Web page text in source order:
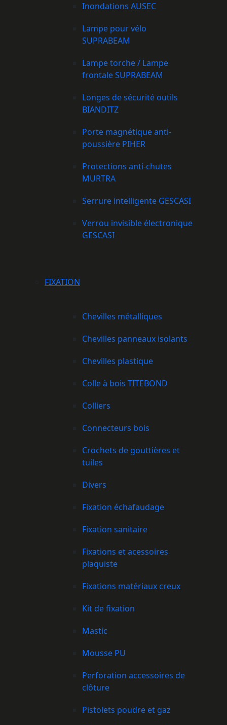
Inondations AUSEC
Lampe pour vélo
SUPRABEAM
Lampe torche / Lampe
frontale SUPRABEAM
Longes de sécurité outils
BIANDITZ
Porte magnétique anti-
poussière PIHER
Protections anti-chutes
MURTRA
Serrure intelligente GESCASI
Verrou invisible électronique
GESCASI
FIXATION
Chevilles métalliques
Chevilles panneaux isolants
Chevilles plastique
Colle à bois TITEBOND
Colliers
Connecteurs bois
Crochets de gouttières et
tuiles
Divers
Fixation échafaudage
Fixation sanitaire
Fixations et acessoires
plaquiste
Fixations matériaux creux
Kit de fixation
Mastic
Mousse PU
Perforation accessoires de
clôture
Pistolets poudre et gaz